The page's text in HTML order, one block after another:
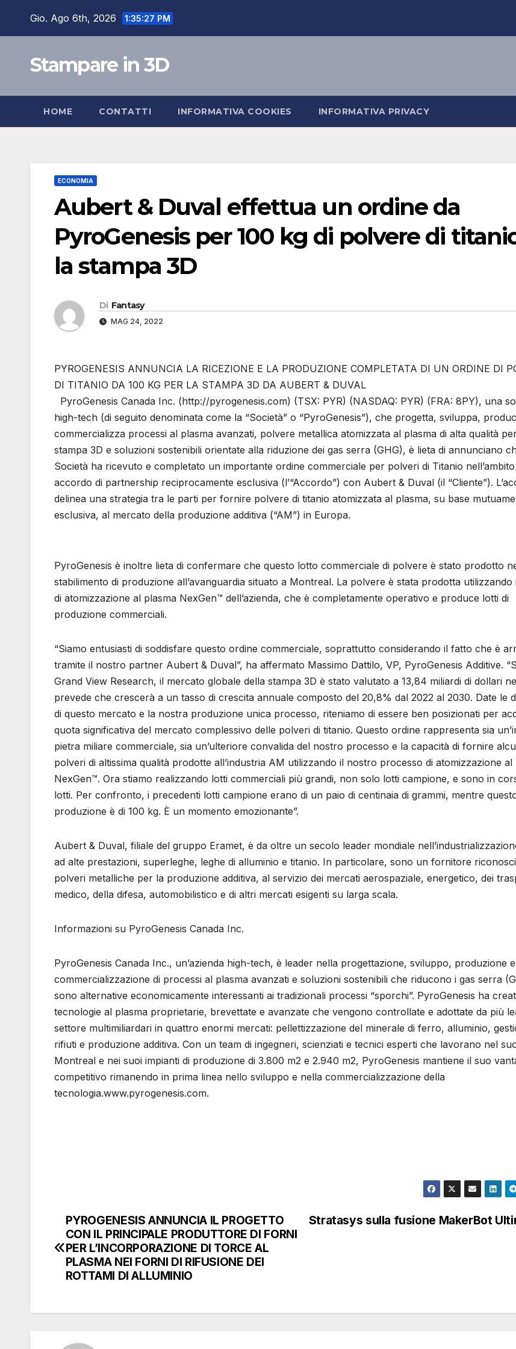
Gio. Ago 6th, 2026 1:35:28 PM
Stampare in 3D
HOME CONTATTI INFORMATIVA COOKIES INFORMATIVA PRIVACY
ECONOMIA
Aubert & Duval effettua un ordine da
PyroGenesis per 100 kg di polvere di
la stampa 3D
Di Fantasy
MAG 24, 2022
PYROGENESIS ANNUNCIA LA RICEZIONE E LA PRODUZIONE COMPLETATA DI UN ORDINE DI
DI TITANIO DA 100 KG PER LA STAMPA 3D DA AUBERT & DUVAL
PyroGenesis Canada Inc. (http://pyrogenesis.com) (TSX: PYR) (NASDAQ: PYR) (FRA: 8PY), una
high-tech (di seguito denominata come la “Società” o “PyroGenesis”), che progetta, sviluppa,
commercializza processi al plasma avanzati, polvere metallica atomizzata al plasma di alta qualità
stampa 3D e soluzioni sostenibili orientate alla riduzione dei gas serra (GHG), è lieta di annunciano
Società ha ricevuto e completato un importante ordine commerciale per polveri di Titanio
accordo di partnership reciprocamente esclusiva (l’“Accordo”) con Aubert & Duval (il “Cliente”).
delinea una strategia tra le parti per fornire polvere di titanio atomizzata al plasma, su base
esclusiva, al mercato della produzione additiva (“AM”) in Europa.
PyroGenesis è inoltre lieta di confermare che questo lotto commerciale di polvere è stato prodotto
stabilimento di produzione all’avanguardia situato a Montreal. La polvere è stata prodotta utilizzando
di atomizzazione al plasma NexGen™ dell’azienda, che è completamente operativo e produce lotti di
produzione commerciali.
“Siamo entusiasti di soddisfare questo ordine commerciale, soprattutto considerando il fatto che è
tramite il nostro partner Aubert & Duval”, ha affermato Massimo Dattilo, VP, PyroGenesis Additive.
Grand View Research, il mercato globale della stampa 3D è stato valutato a 13,84 miliardi di dollari
prevede che crescerà a un tasso di crescita annuale composto del 20,8% dal 2022 al 2030. Date le
di questo mercato e la nostra produzione unica processo, riteniamo di essere ben posizionati per
quota significativa del mercato complessivo delle polveri di titanio. Questo ordine rappresenta sia
pietra miliare commerciale, sia un’ulteriore convalida del nostro processo e la capacità di fornire
polveri di altissima qualità prodotte all’industria AM utilizzando il nostro processo di atomizzazione al
NexGen™. Ora stiamo realizzando lotti commerciali più grandi, non solo lotti campione, e sono in
lotti. Per confronto, i precedenti lotti campione erano di un paio di centinaia di grammi, mentre
produzione è di 100 kg. È un momento emozionante”.
Aubert & Duval, filiale del gruppo Eramet, è da oltre un secolo leader mondiale
ad alte prestazioni, superleghe, leghe di alluminio e titanio. In particolare, sono un fornitore
polveri metalliche per la produzione additiva, al servizio dei mercati aerospaziale, energetico, dei
medico, della difesa, automobilistico e di altri mercati esigenti su larga scala.
Informazioni su PyroGenesis Canada Inc.
PyroGenesis Canada Inc., un’azienda high-tech, è leader nella progettazione, sviluppo, produzione e
commercializzazione di processi al plasma avanzati e soluzioni sostenibili che riducono i gas serra
sono alternative economicamente interessanti ai tradizionali processi “sporchi”. PyroGenesis ha
tecnologie al plasma proprietarie, brevettate e avanzate che vengono controllate e adottate da più
settore multimiliardari in quattro enormi mercati: pellettizzazione del minerale di ferro, alluminio,
rifiuti e produzione additiva. Con un team di ingegneri, scienziati e tecnici esperti che lavorano nel
Montreal e nei suoi impianti di produzione di 3.800 m2 e 2.940 m2, PyroGenesis mantiene il suo
competitivo rimanendo in prima linea nello sviluppo e nella commercializzazione della
tecnologia.www.pyrogenesis.com.
Navigazione
articoli
Stratasys sulla fusione MakerBot
PYROGENESIS ANNUNCIA IL PROGETTO
CON IL PRINCIPALE PRODUTTORE DI FORNI
PER L’INCORPORAZIONE DI TORCE AL
PLASMA NEI FORNI DI RIFUSIONE DEI
ROTTAMI DI ALLUMINIO